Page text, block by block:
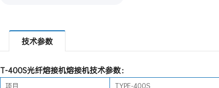
技术参数
T-400S光纤熔接机熔接机技术参数：
项目 TYPE-400S